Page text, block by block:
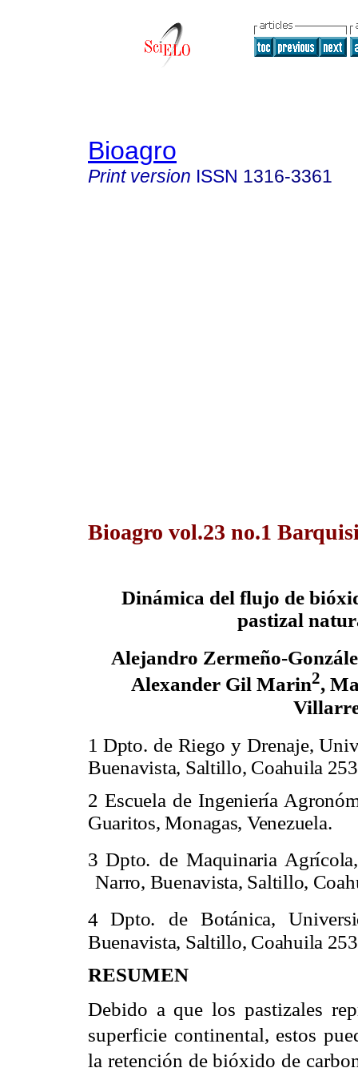
Bioagro
Print version ISSN 1316-3361
Bioagro vol.23 no.1
Dinámica del flujo de
pastizal
Alejandro Zermeño-
Alexander Gil Marin2,
1 Dpto. de Riego y Drenaje,
Buenavista, Saltillo, Coahuila
2Escuela de Ingeniería
Guaritos, Monagas, Venezuela.
3 Dpto. de Maquinaria
Narro, Buenavista, Saltillo,
4 Dpto. de Botánica,
Buenavista, Saltillo, Coahuila
RESUMEN
Debido a que los pastizales
superficie continental, estos
la retención de bióxido de